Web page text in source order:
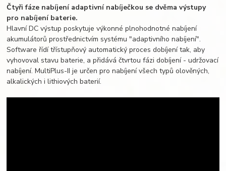
Čtyři fáze nabíjení adaptivní nabíječkou se dvěma výstupy
pro nabíjení baterie.
Hlavní DC výstup poskytuje výkonné plnohodnotné nabíjení
akumulátorů prostřednictvím systému "adaptivního nabíjení".
Software řídí třístupňový automatický proces dobíjení tak, aby
vyhovoval stavu baterie, a přidává čtvrtou fázi dobíjení - udržovací
nabíjení. MultiPlus-II je určen pro nabíjení všech typů olověných,
alkalických i lithiových baterií.